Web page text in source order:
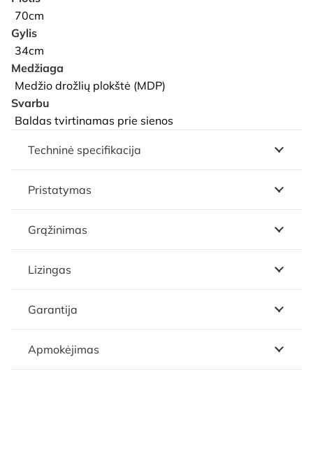
70cm
Gylis
34cm
Medžiaga
Medžio drožlių plokštė (MDP)
Svarbu
Baldas tvirtinamas prie sienos
Techninė specifikacija
Pristatymas
Grąžinimas
Lizingas
Garantija
Apmokėjimas